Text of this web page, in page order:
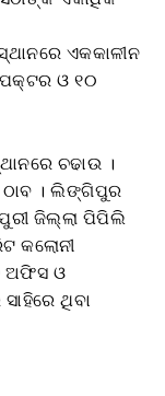
ଏକକାଳୀନ
ଓ ୧୦
ଚଢାଉ ।
। ଲିଙ୍ଗିପୁର
ଜିଲ୍ଲା ପିପିଲି
କଲୋନୀ
ଅଫିସ ଓ
ଥିବା